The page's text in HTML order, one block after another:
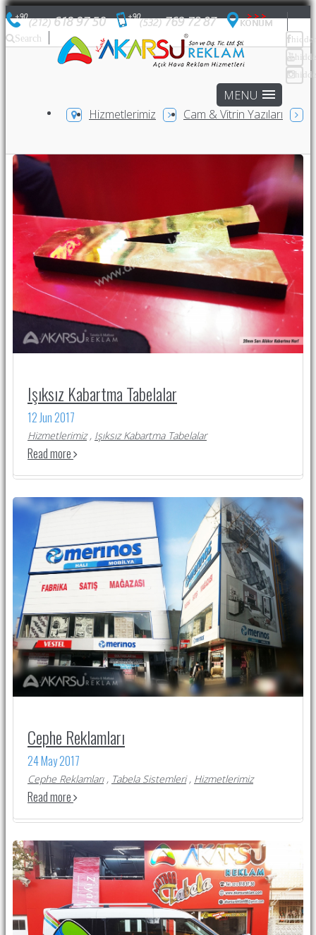
Search
Hizmetlerimiz Cam & Vitrin Yazıları
Işıksız Kabartma Tabelalar
12 Jun 2017
Hizmetlerimiz, Işıksız Kabartma Tabelalar
Read more
Cephe Reklamları
24 May 2017
Cephe Reklamları, Tabela Sistemleri, Hizmetlerimiz
Read more